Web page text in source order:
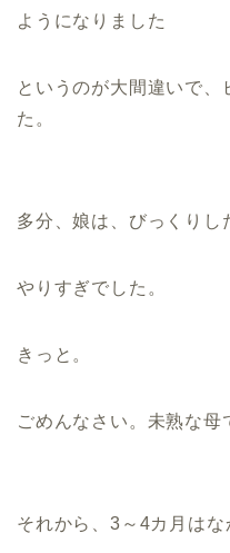
ようになりました
というのが大間違いで、
た。
多分、娘は、びっくりし
やりすぎでした。
きっと。
ごめんなさい。未熟な母
それから、3～4カ月はな